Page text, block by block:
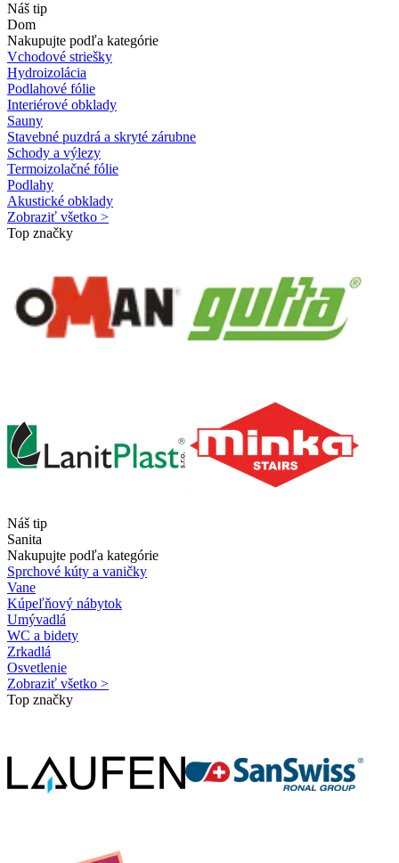
Náš tip
Dom
Nakupujte podľa kategórie
Vchodové striešky
Hydroizolácia
Podlahové fólie
Interiérové obklady
Sauny
Stavebné puzdrá a skryté zárubne
Schody a výlezy
Termoizolačné fólie
Podlahy
Akustické obklady
Zobraziť všetko >
Top značky
Náš tip
Sanita
Nakupujte podľa kategórie
Sprchové kúty a vaničky
Vane
Kúpeľňový nábytok
Umývadlá
WC a bidety
Zrkadlá
Osvetlenie
Zobraziť všetko >
Top značky